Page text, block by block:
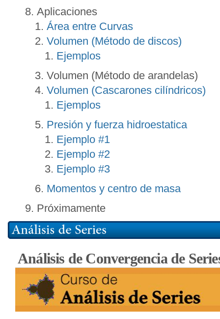
Aplicaciones
Área entre Curvas
Volumen (Método de discos)
Ejemplos
Volumen (Método de arandelas)
Volumen (Cascarones cilíndricos)
Ejemplos
Presión y fuerza hidroestatica
Ejemplo #1
Ejemplo #2
Ejemplo #3
Momentos y centro de masa
Próximamente
Análisis de Convergencia de